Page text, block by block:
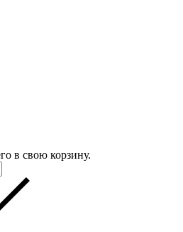
в свою корзину.